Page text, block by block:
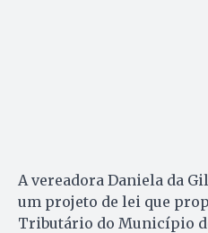
A vereadora Daniela da
um projeto de lei que
Tributário do Município